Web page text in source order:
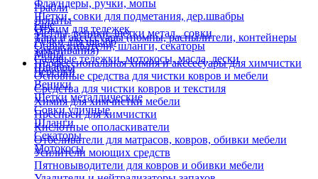
Флаундеры, ручки, мопы
Щетки, совки для подметания, дер.швабры
Отжим для тележек
Ручки для швабр
Мопы
Швабры
Грабли
Лопаты
Метлы, веники, щетки метал., совки
Опрыскиватели, шланги, секаторы
Садовые тележки, мотокосы, масла, лески
Черенки
Веники
Щетки металлические
Совки уличные
Шланги
Секаторы
Мотокосы
Еще
Тара и аксессуары (помпы, распылители, контейнеры
замачивания)
Профессиональная химия и акссесуары для химчистки
Основные средства для чистки ковров и мебели
Средства для чистки ковров и текстиля
Химия для химчистки мебели
Преспреи для химчистки
Кислотные ополаскиватели
Отбеливатели для матрасов, ковров, обивки мебели
Усилители моющих средств
Пятновыводители для ковров и обивки мебели